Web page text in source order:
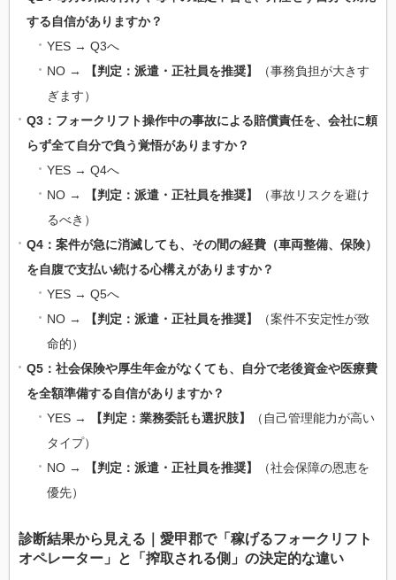
する自信がありますか？
YES → Q3へ
NO →
【判定：派遣・正社員を推奨】
（事務負担が大きす
ぎます）
Q3：フォークリフト操作中の事故による賠償責任を、会社に頼
らず全て自分で負う覚悟がありますか？
YES → Q4へ
NO →
【判定：派遣・正社員を推奨】
（事故リスクを避け
るべき）
Q4：案件が急に消滅しても、その間の経費（車両整備、保険）
を自腹で支払い続ける心構えがありますか？
YES → Q5へ
NO →
【判定：派遣・正社員を推奨】
（案件不安定性が致
命的）
Q5：社会保険や厚生年金がなくても、自分で老後資金や医療費
を全額準備する自信がありますか？
YES →
【判定：業務委託も選択肢】
（自己管理能力が高い
タイプ）
NO →
【判定：派遣・正社員を推奨】
（社会保障の恩恵を
優先）
診断結果から見える｜愛甲郡で「稼げるフォークリフト
オペレーター」と「搾取される側」の決定的な違い